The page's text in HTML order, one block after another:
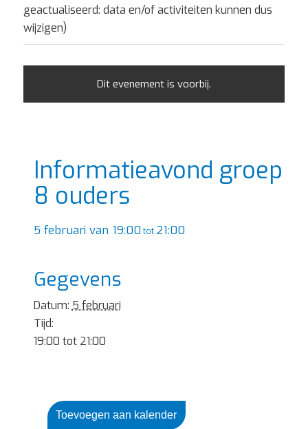
geactualiseerd: data en/of activiteiten kunnen dus
wijzigen)
Dit evenement is voorbij.
Informatieavond groep
8 ouders
5 februari van 19:00 tot 21:00
Gegevens
Datum: 5 februari
Tijd:
19:00 tot 21:00
Toevoegen aan kalender